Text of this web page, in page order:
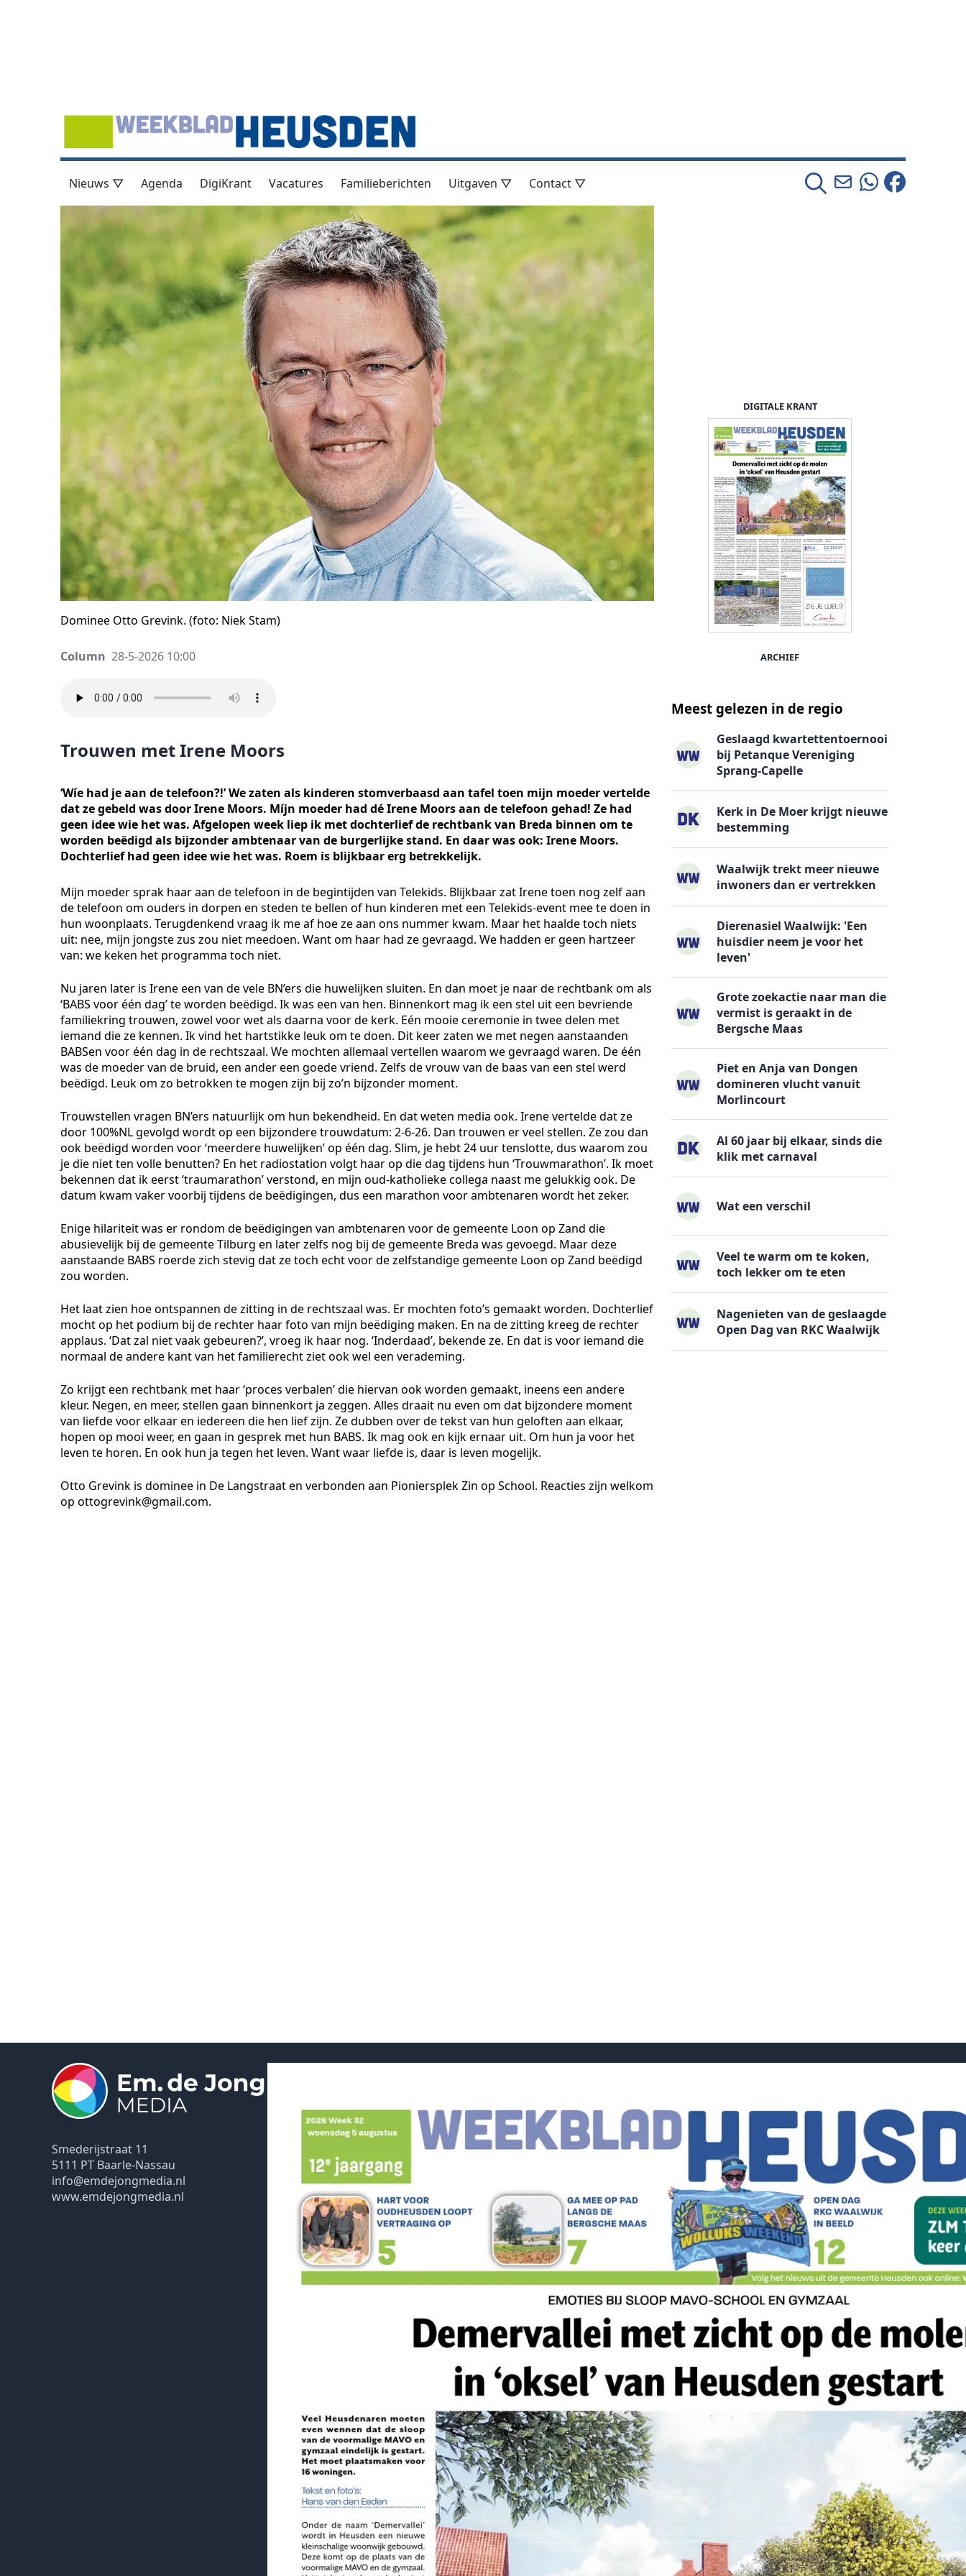
Nieuws ▽ Agenda DigiKrant Vacatures Familieberichten Uitgaven ▽ Contact ▽
Dominee Otto Grevink. (foto: Niek Stam)
Column 28-5-2026 10:00
Trouwen met Irene Moors
‘Wíe had je aan de telefoon?!’ We zaten als kinderen stomverbaasd aan tafel toen mijn moeder vertelde
dat ze gebeld was door Irene Moors. Míjn moeder had dé Irene Moors aan de telefoon gehad! Ze had
geen idee wie het was. Afgelopen week liep ik met dochterlief de rechtbank van Breda binnen om te
worden beëdigd als bijzonder ambtenaar van de burgerlijke stand. En daar was ook: Irene Moors.
Dochterlief had geen idee wie het was. Roem is blijkbaar erg betrekkelijk.
Mijn moeder sprak haar aan de telefoon in de begintijden van Telekids. Blijkbaar zat Irene toen nog zelf aan
de telefoon om ouders in dorpen en steden te bellen of hun kinderen met een Telekids-event mee te doen in
hun woonplaats. Terugdenkend vraag ik me af hoe ze aan ons nummer kwam. Maar het haalde toch niets
uit: nee, mijn jongste zus zou niet meedoen. Want om haar had ze gevraagd. We hadden er geen hartzeer
van: we keken het programma toch niet.
Nu jaren later is Irene een van de vele BN’ers die huwelijken sluiten. En dan moet je naar de rechtbank om als
‘BABS voor één dag’ te worden beëdigd. Ik was een van hen. Binnenkort mag ik een stel uit een bevriende
familiekring trouwen, zowel voor wet als daarna voor de kerk. Eén mooie ceremonie in twee delen met
iemand die ze kennen. Ik vind het hartstikke leuk om te doen. Dit keer zaten we met negen aanstaanden
BABSen voor één dag in de rechtszaal. We mochten allemaal vertellen waarom we gevraagd waren. De één
was de moeder van de bruid, een ander een goede vriend. Zelfs de vrouw van de baas van een stel werd
beëdigd. Leuk om zo betrokken te mogen zijn bij zo’n bijzonder moment.
Trouwstellen vragen BN’ers natuurlijk om hun bekendheid. En dat weten media ook. Irene vertelde dat ze
door 100%NL gevolgd wordt op een bijzondere trouwdatum: 2-6-26. Dan trouwen er veel stellen. Ze zou dan
ook beëdigd worden voor ‘meerdere huwelijken’ op één dag. Slim, je hebt 24 uur tenslotte, dus waarom zou
je die niet ten volle benutten? En het radiostation volgt haar op die dag tijdens hun ‘Trouwmarathon’. Ik moet
bekennen dat ik eerst ‘traumarathon’ verstond, en mijn oud-katholieke collega naast me gelukkig ook. De
datum kwam vaker voorbij tijdens de beëdigingen, dus een marathon voor ambtenaren wordt het zeker.
Enige hilariteit was er rondom de beëdigingen van ambtenaren voor de gemeente Loon op Zand die
abusievelijk bij de gemeente Tilburg en later zelfs nog bij de gemeente Breda was gevoegd. Maar deze
aanstaande BABS roerde zich stevig dat ze toch echt voor de zelfstandige gemeente Loon op Zand beëdigd
zou worden.
Het laat zien hoe ontspannen de zitting in de rechtszaal was. Er mochten foto’s gemaakt worden. Dochterlief
mocht op het podium bij de rechter haar foto van mijn beëdiging maken. En na de zitting kreeg de rechter
applaus. ‘Dat zal niet vaak gebeuren?’, vroeg ik haar nog. ‘Inderdaad’, bekende ze. En dat is voor iemand die
normaal de andere kant van het familierecht ziet ook wel een verademing.
Zo krijgt een rechtbank met haar ‘proces verbalen’ die hiervan ook worden gemaakt, ineens een andere
kleur. Negen, en meer, stellen gaan binnenkort ja zeggen. Alles draait nu even om dat bijzondere moment
van liefde voor elkaar en iedereen die hen lief zijn. Ze dubben over de tekst van hun geloften aan elkaar,
hopen op mooi weer, en gaan in gesprek met hun BABS. Ik mag ook en kijk ernaar uit. Om hun ja voor het
leven te horen. En ook hun ja tegen het leven. Want waar liefde is, daar is leven mogelijk.
Otto Grevink is dominee in De Langstraat en verbonden aan Pioniersplek Zin op School. Reacties zijn welkom
op ottogrevink@gmail.com.
DIGITALE KRANT
ARCHIEF
Meest gelezen in de regio
Geslaagd kwartettentoernooi
bij Petanque Vereniging
Sprang-Capelle
Kerk in De Moer krijgt nieuwe
bestemming
Waalwijk trekt meer nieuwe
inwoners dan er vertrekken
Dierenasiel Waalwijk: 'Een
huisdier neem je voor het
leven'
Grote zoekactie naar man die
vermist is geraakt in de
Bergsche Maas
Piet en Anja van Dongen
domineren vlucht vanuit
Morlincourt
Al 60 jaar bij elkaar, sinds die
klik met carnaval
Wat een verschil
Veel te warm om te koken,
toch lekker om te eten
Nagenieten van de geslaagde
Open Dag van RKC Waalwijk
Smederijstraat 11
5111 PT Baarle-Nassau
info@emdejongmedia.nl
www.emdejongmedia.nl